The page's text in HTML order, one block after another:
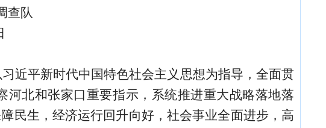
查队
近平新时代中国特色社会主义思想为指导，全面贯
北和张家口重要指示，系统推进重大战略落地落
民生，经济运行回升向好，社会事业全面进步，高